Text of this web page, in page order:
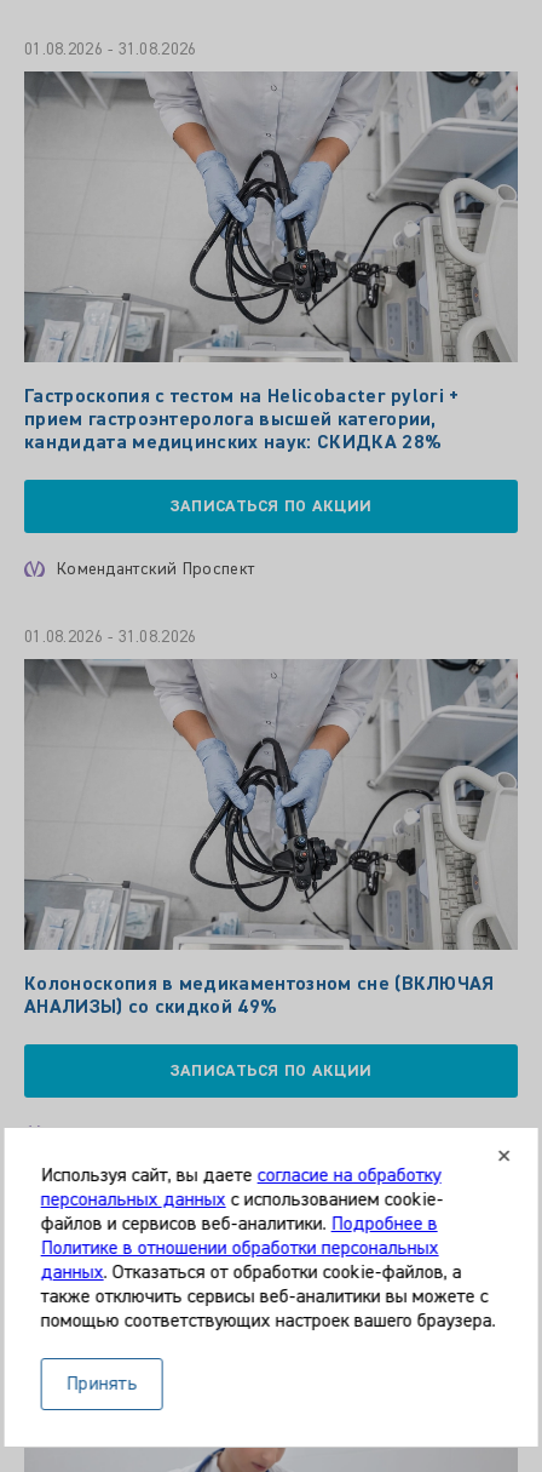
01.08.2026 - 31.08.2026
Гастроскопия с тестом на Helicobacter pylori +
прием гастроэнтеролога высшей категории,
кандидата медицинских наук: СКИДКА 28%
ЗАПИСАТЬСЯ ПО АКЦИИ
Комендантский Проспект
01.08.2026 - 31.08.2026
Колоноскопия в медикаментозном сне (ВКЛЮЧАЯ
АНАЛИЗЫ) со скидкой 49%
ЗАПИСАТЬСЯ ПО АКЦИИ
Наша клиника
Используя сайт, вы даете согласие на обработку
персональных данныхс использованием cookie-
файлов и сервисов веб-аналитики. Подробнее в
Политике в отношении обработки персональных
данных. Отказаться от обработки cookie-файлов, а
также отключить сервисы веб-аналитики вы можете с
помощью соответствующих настроек вашего браузера.
Принять